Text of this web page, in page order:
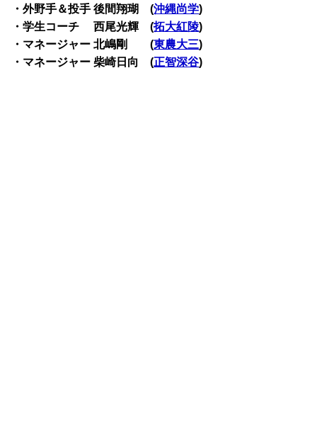
・外野手＆投手 後間翔瑚 (沖縄尚学)
・学生コーチ 西尾光輝 (拓大紅陵)
・マネージャー 北嶋剛 (東農大三)
・マネージャー 柴崎日向 (正智深谷)